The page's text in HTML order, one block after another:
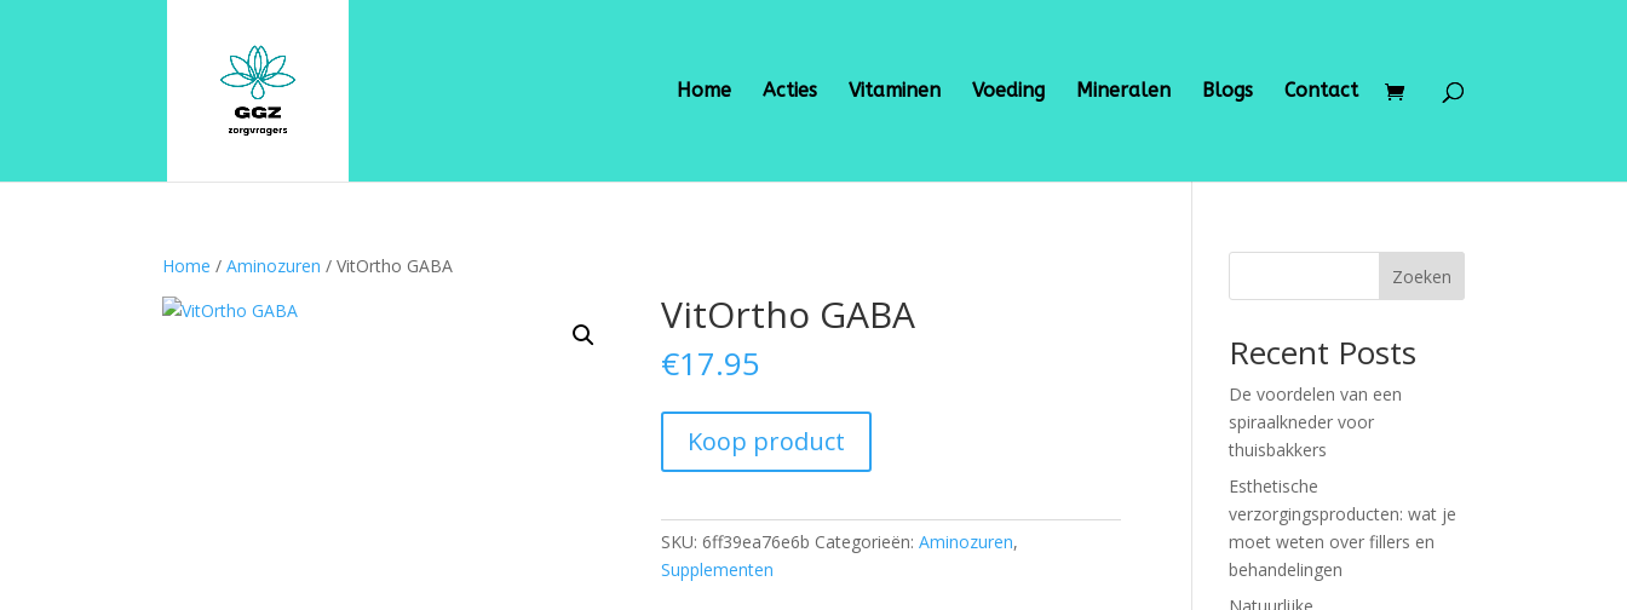
Home Acties Vitaminen Voeding Mineralen Blogs Contact
Home /Aminozuren / VitOrtho GABA
VitOrtho GABA
€17.95
Koop product
SKU:6ff39ea76e6b Categorieën:Aminozuren,
Supplementen
Zoeken
Recent Posts
De voordelen van een
spiraalkneder voor
thuisbakkers
Esthetische
verzorgingsproducten: wat je
moet weten over fillers en
behandelingen